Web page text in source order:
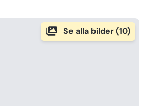
Se alla bilder (10)